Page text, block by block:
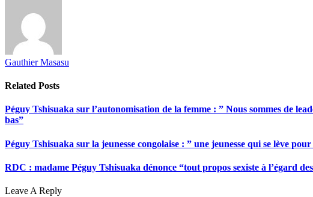
Gauthier Masasu
Related Posts
Péguy Tshisuaka sur l’autonomisation de la femme : ” Nous sommes de
bas”
Péguy Tshisuaka sur la jeunesse congolaise : ” une jeunesse qui se lève
RDC : madame Péguy Tshisuaka dénonce “tout propos sexiste à l’égard
Leave A Reply